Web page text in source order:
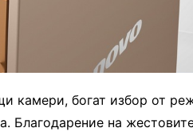
камери, богат избор от
Благодарение на